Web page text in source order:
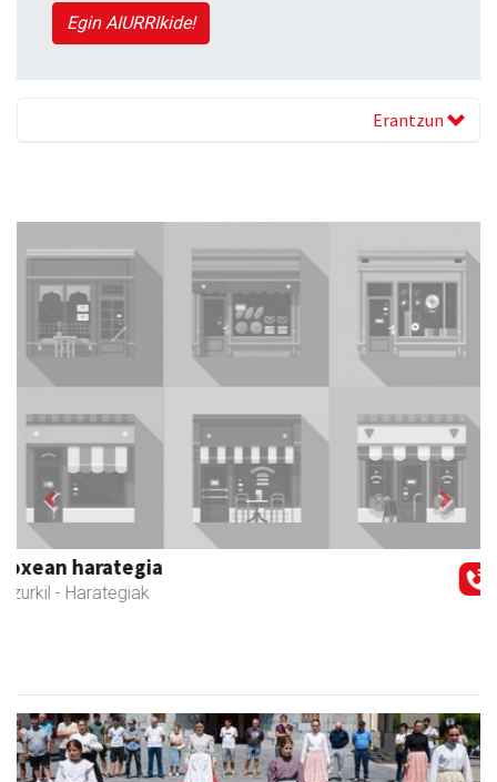
Egin AIURRIkide!
Erantzun
Zubeldia arrain eta mariskoa
Zizurkil - Arrandegiak
Previous Next